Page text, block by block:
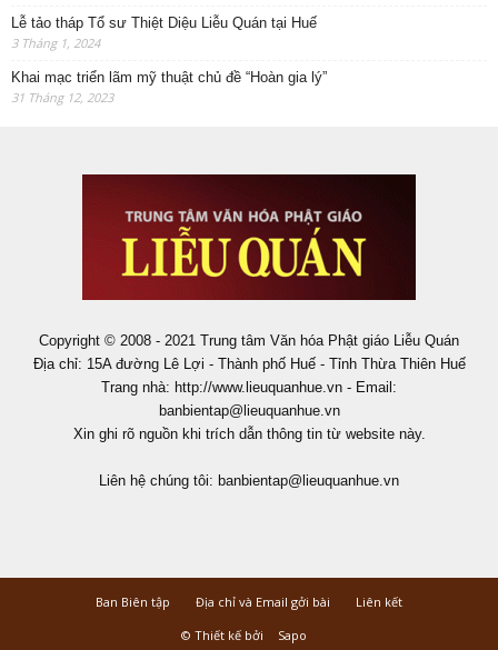
Lễ tảo tháp Tổ sư Thiệt Diệu Liễu Quán tại Huế
3 Tháng 1, 2024
Khai mạc triển lãm mỹ thuật chủ đề “Hoàn gia lý”
31 Tháng 12, 2023
Copyright © 2008 - 2021 Trung tâm Văn hóa Phật giáo Liễu Quán
Địa chỉ: 15A đường Lê Lợi - Thành phố Huế - Tỉnh Thừa Thiên Huế
Trang nhà: http://www.lieuquanhue.vn - Email:
banbientap@lieuquanhue.vn
Xin ghi rõ nguồn khi trích dẫn thông tin từ website này.
Liên hệ chúng tôi: banbientap@lieuquanhue.vn
Ban Biên tập Địa chỉ và Email gởi bài
Liên kết
© Thiết kế bởi
Sapo